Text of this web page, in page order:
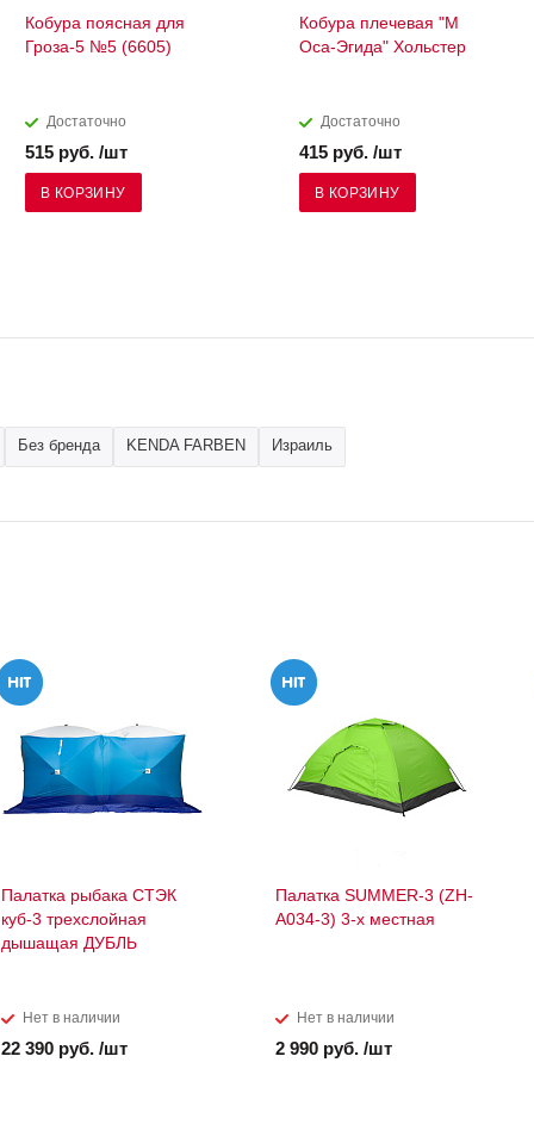
Кобура поясная для
Гроза-5 №5 (6605)
Достаточно
515 руб. /шт
В КОРЗИНУ
Кобура плечевая "М
Оса-Эгида" Хольстер
Достаточно
415 руб. /шт
В КОРЗИНУ
Без бренда KENDA FARBEN Израиль
Палатка рыбака СТЭК
куб-3 трехслойная
дышащая ДУБЛЬ
Нет в наличии
22 390 руб. /шт
Палатка SUMMER-3 (ZH-
A034-3) 3-х местная
Нет в наличии
2 990 руб. /шт